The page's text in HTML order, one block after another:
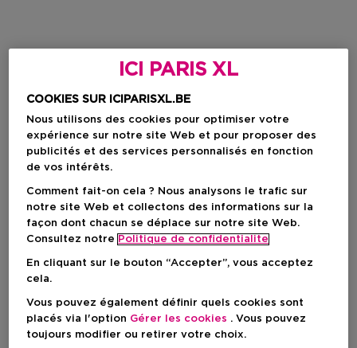
ICI PARIS XL
COOKIES SUR ICIPARISXL.BE
Nous utilisons des cookies pour optimiser votre
expérience sur notre site Web et pour proposer des
publicités et des services personnalisés en fonction
de vos intérêts.
Comment fait-on cela ? Nous analysons le trafic sur
notre site Web et collectons des informations sur la
façon dont chacun se déplace sur notre site Web.
Consultez notre Politique de confidentialite
En cliquant sur le bouton “Accepter”, vous acceptez
cela.
Vous pouvez également définir quels cookies sont
placés via l'option Gérer les cookies . Vous pouvez
toujours modifier ou retirer votre choix.